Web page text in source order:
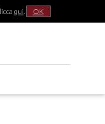
qui. OK
|